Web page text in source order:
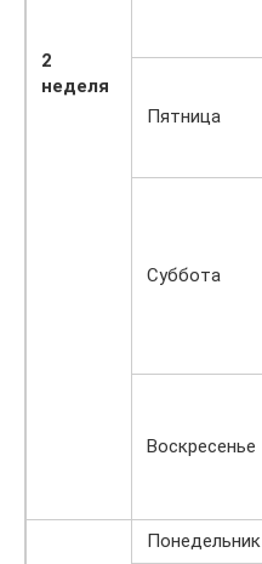
2
неделя
Пятница
Суббота
Воскресенье
Понедельник